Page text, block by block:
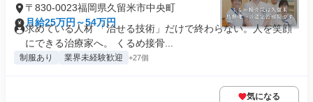
〒830-0023福岡県久留米市中央町
月給25万円～54万円
求めている人材 「治せる技術」だけで終わらない。人を笑顔
にできる治療家へ。 くるめ接骨...
制服あり 業界未経験歓迎 +27個
気になる